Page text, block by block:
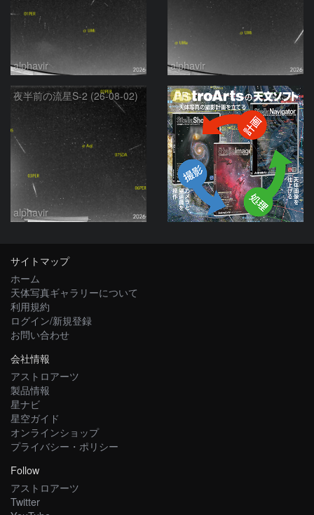
alphavir alphavir
夜半前の流星S-2 (26-08-02)
alphavir
PR
サイトマップ
ホーム
天体写真ギャラリーについて
利用規約
ログイン/新規登録
お問い合わせ
会社情報
アストロアーツ
製品情報
星ナビ
星空ガイド
オンラインショップ
プライバシー・ポリシー
Follow
アストロアーツ
Twitter